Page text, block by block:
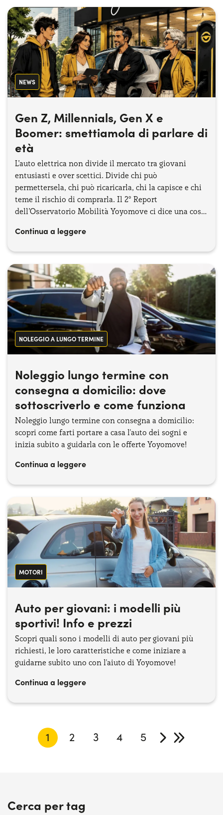
NEWS
Gen Z, Millennials, Gen X e
Boomer: smettiamola di parlare di
età
L’auto elettrica non divide il mercato tra giovani
entusiasti e over scettici. Divide chi può
permettersela, chi può ricaricarla, chi la capisce e chi
teme il rischio di comprarla. Il 2° Report
dell’Osservatorio Mobilità Yoyomove ci dice una cosa
dell’ostacolo concreto che ogni generazione si porta
Continua a leggere
NOLEGGIO A LUNGO TERMINE
Noleggio lungo termine con
consegna a domicilio: dove
sottoscriverlo e come funziona
Noleggio lungo termine con consegna a domicilio:
scopri come farti portare a casa l'auto dei sogni e
inizia subito a guidarla con le offerte Yoyomove!
Continua a leggere
MOTORI
Auto per giovani​: i modelli più
sportivi! Info e prezzi
Scopri quali sono i modelli di auto per giovani più
richiesti, le loro caratteristiche e come iniziare a
guidarne subito uno con l'aiuto di Yoyomove!
Continua a leggere
1 2 3 4 5
Cerca per tag